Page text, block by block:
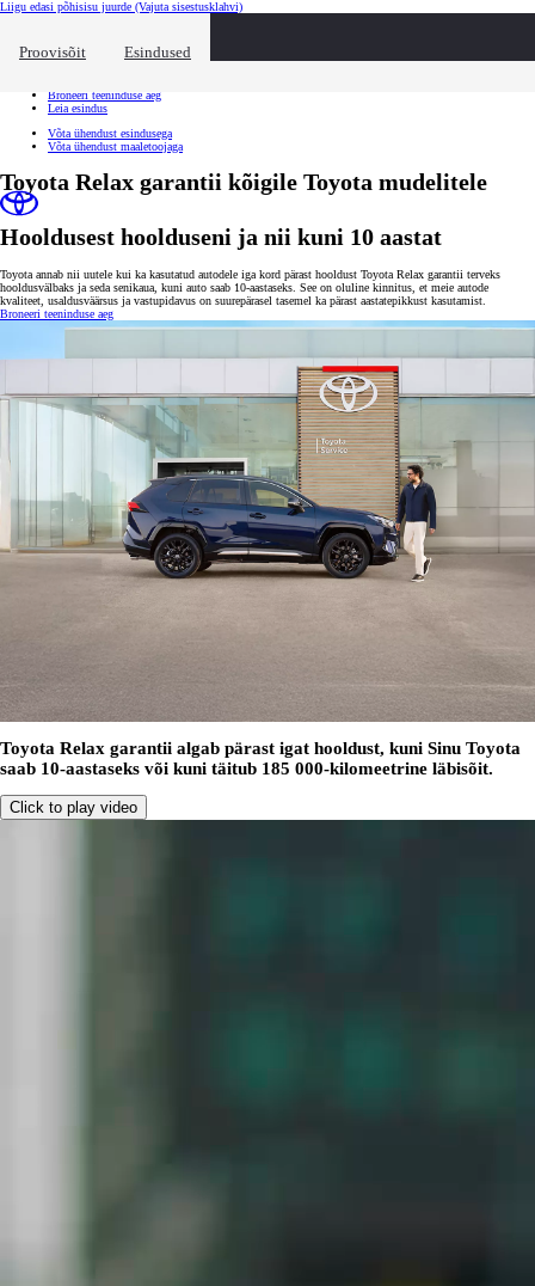
Liigu edasi põhisisu juurde (Vajuta sisestusklahvi)
Proovisõit Esindused
Kiirtee Klõpsa kiirtee ülekatte sulgemiseks
Broneeri teeninduse aeg
Leia esindus
Võta ühendust esindusega
Võta ühendust maaletoojaga
Toyota Relax garantii kõigile Toyota mudelitele
Hooldusest hoolduseni ja nii kuni 10 aastat
Toyota annab nii uutele kui ka kasutatud autodele iga kord pärast hooldust Toyota Relax garantii terveks
hooldusvälbaks ja seda senikaua, kuni auto saab 10-aastaseks. See on oluline kinnitus, et meie autode
kvaliteet, usaldusväärsus ja vastupidavus on suurepärasel tasemel ka pärast aastatepikkust kasutamist.
Broneeri teeninduse aeg
Toyota Relax garantii algab pärast igat hooldust, kuni Sinu Toyota
saab 10-aastaseks või kuni täitub 185 000-kilomeetrine läbisõit.
Click to play video